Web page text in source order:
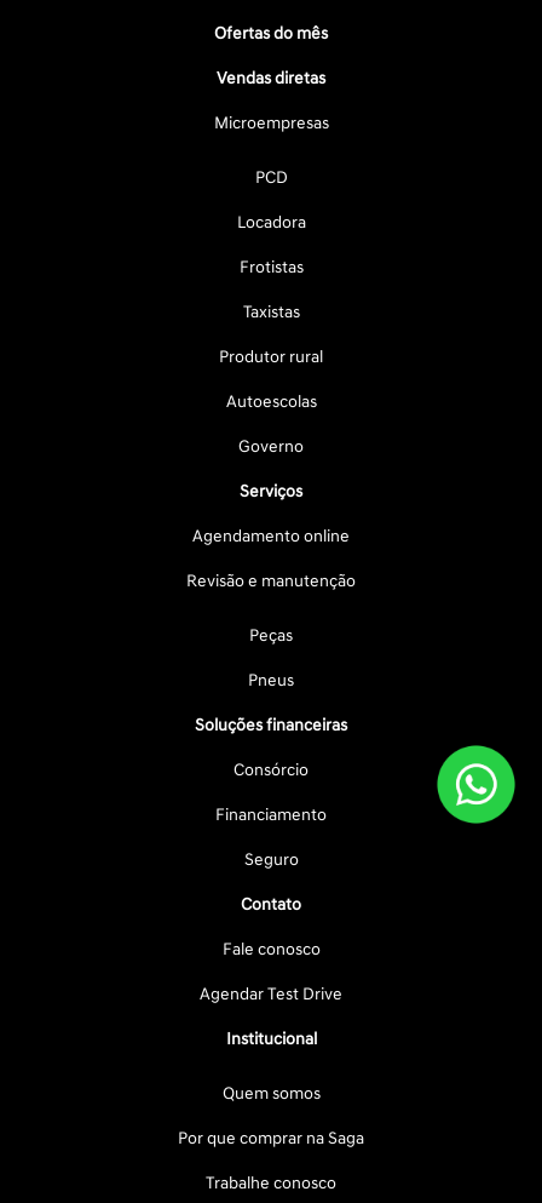
Ofertas do mês
Vendas diretas
Microempresas
PCD
Locadora
Frotistas
Taxistas
Produtor rural
Autoescolas
Governo
Serviços
Agendamento online
Revisão e manutenção
Peças
Pneus
Soluções financeiras
Consórcio
Financiamento
Seguro
Contato
Fale conosco
Agendar Test Drive
Institucional
Quem somos
Por que comprar na Saga
Trabalhe conosco